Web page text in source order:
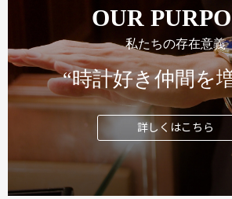
OUR
私たちの存在意義
“時計好き仲間を
詳しくはこちら